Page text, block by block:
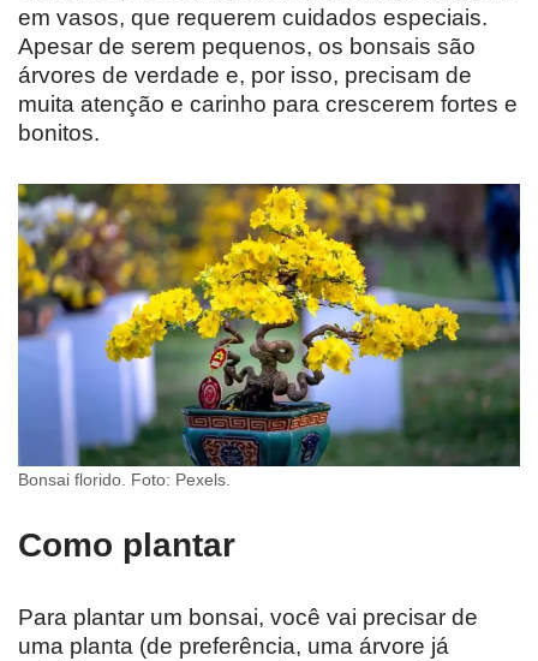
em vasos, que requerem cuidados especiais.
Apesar de serem pequenos, os bonsais são
árvores de verdade e, por isso, precisam de
muita atenção e carinho para crescerem fortes e
bonitos.
Bonsai florido. Foto: Pexels.
Como plantar
Para plantar um bonsai, você vai precisar de
uma planta (de preferência, uma árvore já